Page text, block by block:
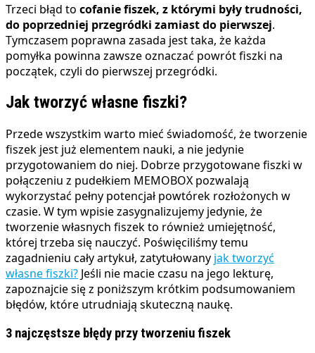
Trzeci błąd to cofanie fiszek, z którymi były trudności,
do poprzedniej przegródki zamiast do pierwszej.
Tymczasem poprawna zasada jest taka, że każda
pomyłka powinna zawsze oznaczać powrót fiszki na
początek, czyli do pierwszej przegródki.
Jak tworzyć własne fiszki?
Przede wszystkim warto mieć świadomość, że tworzenie
fiszek jest już elementem nauki, a nie jedynie
przygotowaniem do niej. Dobrze przygotowane fiszki w
połączeniu z pudełkiem MEMOBOX pozwalają
wykorzystać pełny potencjał powtórek rozłożonych w
czasie. W tym wpisie zasygnalizujemy jedynie, że
tworzenie własnych fiszek to również umiejętność,
której trzeba się nauczyć. Poświęciliśmy temu
zagadnieniu cały artykuł, zatytułowany jak tworzyć
własne fiszki? Jeśli nie macie czasu na jego lekturę,
zapoznajcie się z poniższym krótkim podsumowaniem
błędów, które utrudniają skuteczną naukę.
3 najczęstsze błędy przy tworzeniu fiszek